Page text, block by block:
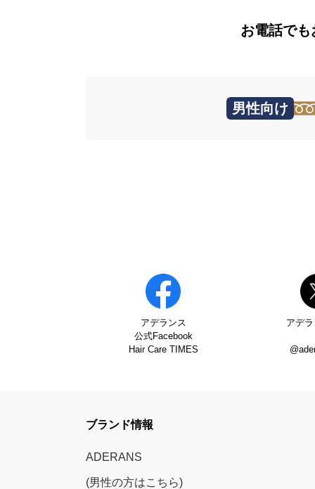
お電話で
男性向け
アデランス
公式Facebook
Hair Care TIMES
アデ
ブランド情報
ADERANS
(男性の方はこちら)